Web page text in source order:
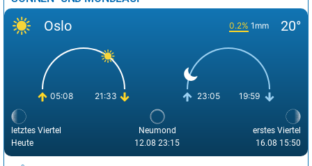
Oslo 0.2% 1mm 20°
05:08 21:33 23:05 19:59
letztes Viertel
Heute
Neumond
12.08 23:15
erstes Viertel
16.08 15:50